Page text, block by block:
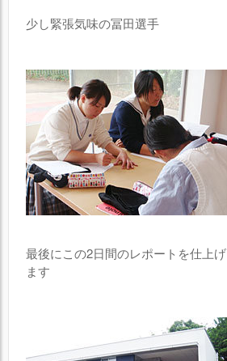
少し緊張気味の冨田選手
最後にこの2日間のレポートを仕上げ
ます